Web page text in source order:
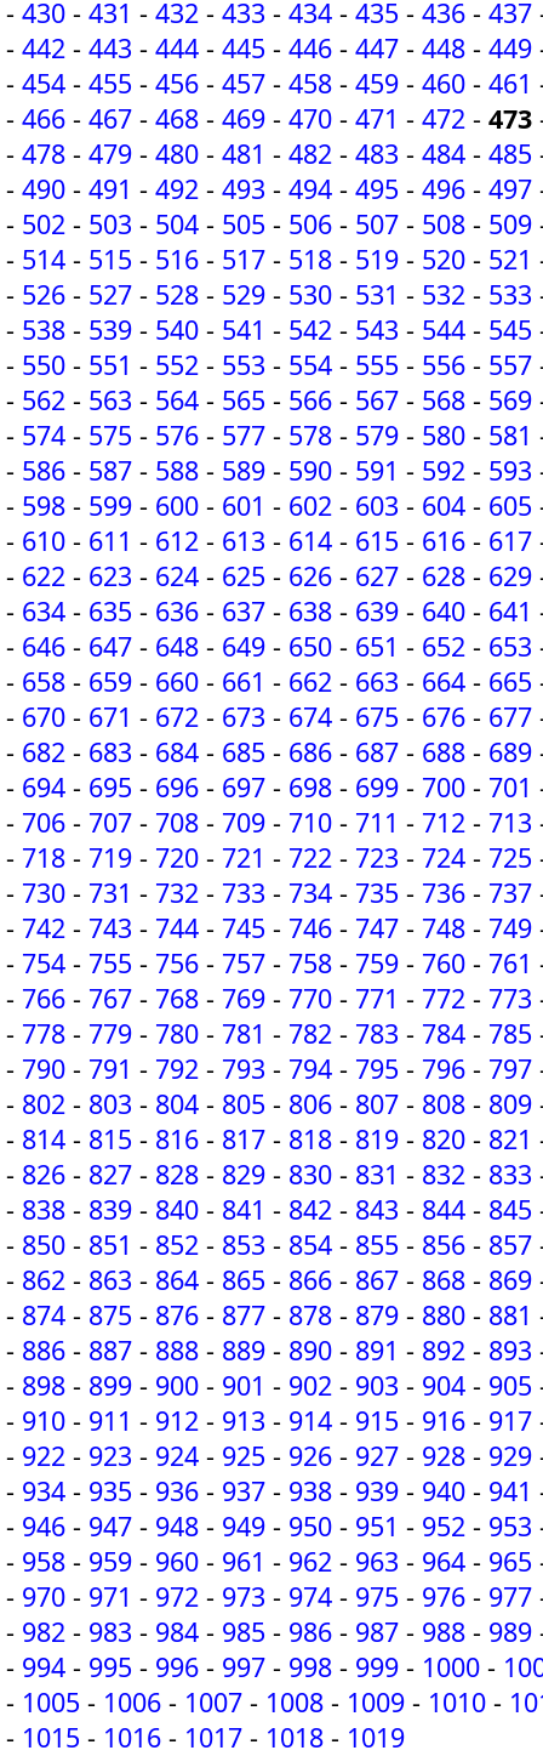
- 430 - 431 - 432 - 433 - 434 - 435 - 436 - 437
- 442 - 443 - 444 - 445 - 446 - 447 - 448 - 449
- 454 - 455 - 456 - 457 - 458 - 459 - 460 - 461
- 466 - 467 - 468 - 469 - 470 - 471 - 472 - 473
- 478 - 479 - 480 - 481 - 482 - 483 - 484 - 485
- 490 - 491 - 492 - 493 - 494 - 495 - 496 - 497
- 502 - 503 - 504 - 505 - 506 - 507 - 508 - 509
- 514 - 515 - 516 - 517 - 518 - 519 - 520 - 521
- 526 - 527 - 528 - 529 - 530 - 531 - 532 - 533
- 538 - 539 - 540 - 541 - 542 - 543 - 544 - 545
- 550 - 551 - 552 - 553 - 554 - 555 - 556 - 557
- 562 - 563 - 564 - 565 - 566 - 567 - 568 - 569
- 574 - 575 - 576 - 577 - 578 - 579 - 580 - 581
- 586 - 587 - 588 - 589 - 590 - 591 - 592 - 593
- 598 - 599 - 600 - 601 - 602 - 603 - 604 - 605
- 610 - 611 - 612 - 613 - 614 - 615 - 616 - 617
- 622 - 623 - 624 - 625 - 626 - 627 - 628 - 629
- 634 - 635 - 636 - 637 - 638 - 639 - 640 - 641
- 646 - 647 - 648 - 649 - 650 - 651 - 652 - 653
- 658 - 659 - 660 - 661 - 662 - 663 - 664 - 665
- 670 - 671 - 672 - 673 - 674 - 675 - 676 - 677
- 682 - 683 - 684 - 685 - 686 - 687 - 688 - 689
- 694 - 695 - 696 - 697 - 698 - 699 - 700 - 701
- 706 - 707 - 708 - 709 - 710 - 711 - 712 - 713
- 718 - 719 - 720 - 721 - 722 - 723 - 724 - 725
- 730 - 731 - 732 - 733 - 734 - 735 - 736 - 737
- 742 - 743 - 744 - 745 - 746 - 747 - 748 - 749
- 754 - 755 - 756 - 757 - 758 - 759 - 760 - 761
- 766 - 767 - 768 - 769 - 770 - 771 - 772 - 773
- 778 - 779 - 780 - 781 - 782 - 783 - 784 - 785
- 790 - 791 - 792 - 793 - 794 - 795 - 796 - 797
- 802 - 803 - 804 - 805 - 806 - 807 - 808 - 809
- 814 - 815 - 816 - 817 - 818 - 819 - 820 - 821
- 826 - 827 - 828 - 829 - 830 - 831 - 832 - 833
- 838 - 839 - 840 - 841 - 842 - 843 - 844 - 845
- 850 - 851 - 852 - 853 - 854 - 855 - 856 - 857
- 862 - 863 - 864 - 865 - 866 - 867 - 868 - 869
- 874 - 875 - 876 - 877 - 878 - 879 - 880 - 881
- 886 - 887 - 888 - 889 - 890 - 891 - 892 - 893
- 898 - 899 - 900 - 901 - 902 - 903 - 904 - 905
- 910 - 911 - 912 - 913 - 914 - 915 - 916 - 917
- 922 - 923 - 924 - 925 - 926 - 927 - 928 - 929
- 934 - 935 - 936 - 937 - 938 - 939 - 940 - 941
- 946 - 947 - 948 - 949 - 950 - 951 - 952 - 953
- 958 - 959 - 960 - 961 - 962 - 963 - 964 - 965
- 970 - 971 - 972 - 973 - 974 - 975 - 976 - 977
- 982 - 983 - 984 - 985 - 986 - 987 - 988 - 989
- 994 - 995 - 996 - 997 - 998 - 999 - 1000 -
- 1005 - 1006 - 1007 - 1008 - 1009 - 1010 -
- 1015 - 1016 - 1017 - 1018 - 1019